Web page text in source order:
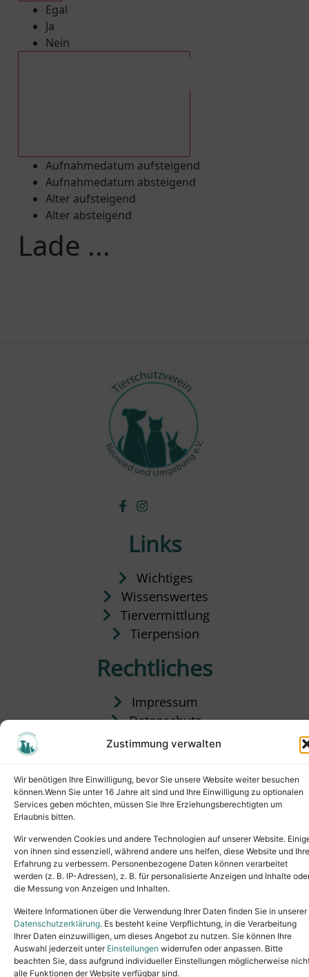
Zustimmung verwalten
Wir benötigen Ihre Einwilligung, bevor Sie unsere Website weiter besuchen
können.Wenn Sie unter 16 Jahre alt sind und Ihre Einwilligung zu optionalen
Services geben möchten, müssen Sie Ihre Erziehungsberechtigten um
Erlaubnis bitten.
Wir verwenden Cookies und andere Technologien auf unserer Website.
von ihnen sind essenziell, während andere uns helfen, diese Website und Ihre
Erfahrung zu verbessern. Personenbezogene Daten können verarbeitet
werden (z. B. IP-Adressen), z. B. für personalisierte Anzeigen und Inhalte
die Messung von Anzeigen und Inhalten.
Weitere Informationen über die Verwendung Ihrer Daten finden Sie in unserer
Datenschutzerklärung. Es besteht keine Verpflichtung, in die Verarbeitung
Ihrer Daten einzuwilligen, um dieses Angebot zu nutzen. Sie können Ihre
Auswahl jederzeit unter Einstellungen widerrufen oder anpassen. Bitte
beachten Sie, dass aufgrund individueller Einstellungen möglicherweise
alle Funktionen der Website verfügbar sind.
Egal
Ja
Nein
Aufnahmedatum aufsteigend
Aufnahmedatum absteigend
Alter aufsteigend
Alter absteigend
Lade ...
Links
Wichtiges
Wissenswertes
Tiervermittlung
Tierpension
Rechtliches
Impressum
Datenschutz
Satzung
Copyright © 2024. All rights reserved.
Tel.: (02631) 55356buero@tierheim-neuwied.de
Ludwigshof 1, 56567 Neuwied